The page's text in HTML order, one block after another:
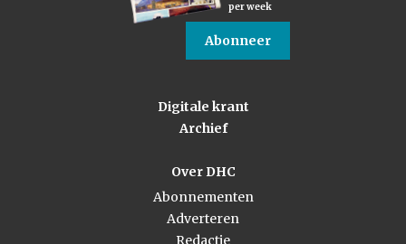
per week
Abonneer
Digitale krant
Archief
Over DHC
Abonnementen
Adverteren
Redactie